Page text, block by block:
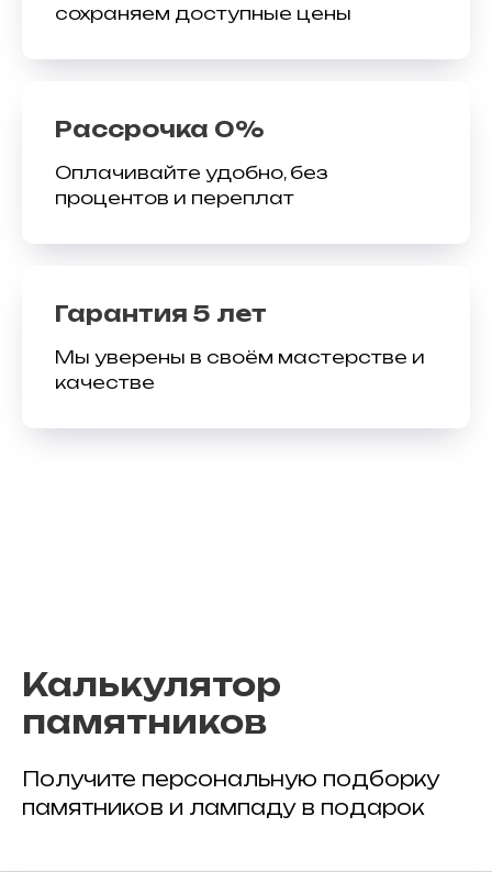
сохраняем доступные цены
Рассрочка 0%
Оплачивайте удобно, без
процентов и переплат
Гарантия 5 лет
Мы уверены в своём мастерстве и
качестве
Калькулятор
памятников
Получите персональную подборку
памятников и лампаду в подарок